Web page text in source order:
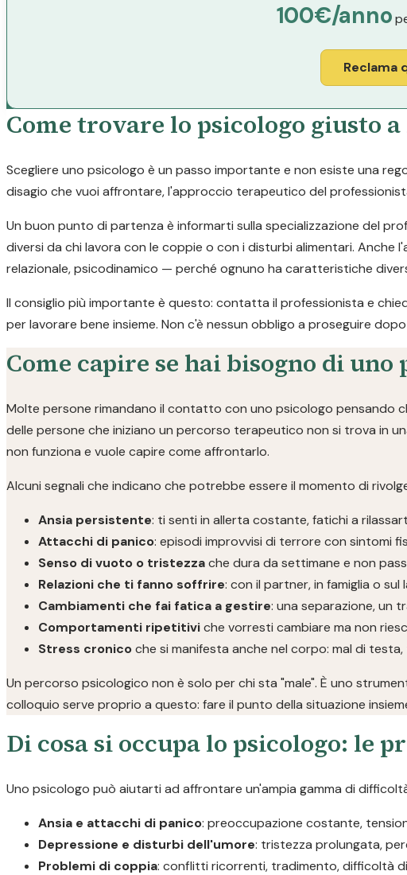
100€/anno
Reclama
Come trovare lo psicologo giusto
Scegliere uno psicologo è un passo importante e non esiste una
disagio che vuoi affrontare, l'approccio terapeutico del
Un buon punto di partenza è informarti sulla specializzazione del
diversi da chi lavora con le coppie o con i disturbi alimentari.
relazionale, psicodinamico — perché ognuno ha caratteristiche
Il consiglio più importante è questo: contatta il professionista e
per lavorare bene insieme. Non c'è nessun obbligo a proseguire
Come capire se hai bisogno di uno
Molte persone rimandano il contatto con uno psicologo pensando
delle persone che iniziano un percorso terapeutico non si trova in
non funziona e vuole capire come affrontarlo.
Alcuni segnali che indicano che potrebbe essere il momento di
Ansia persistente: ti senti in allerta costante, fatichi a
Attacchi di panico: episodi improvvisi di terrore con sintomi
Senso di vuoto o tristezzache dura da settimane e non
Relazioni che ti fanno soffrire: con il partner, in famiglia o sul
Cambiamenti che fai fatica a gestire: una separazione, un
Comportamenti ripetitiviche vorresti cambiare ma non
Stress cronicoche si manifesta anche nel corpo: mal di
Un percorso psicologico non è solo per chi sta "male". È uno
colloquio serve proprio a questo: fare il punto della situazione
Di cosa si occupa lo psicologo: le
Uno psicologo può aiutarti ad affrontare un'ampia gamma di
Ansia e attacchi di panico: preoccupazione costante,
Depressione e disturbi dell'umore: tristezza prolungata,
Problemi di coppia: conflitti ricorrenti, tradimento, difficoltà